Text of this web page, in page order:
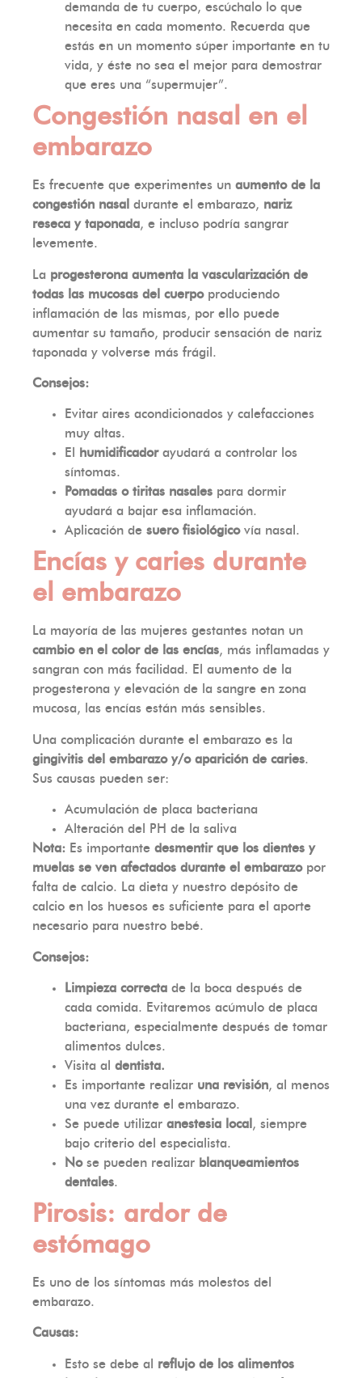
demanda de tu cuerpo, escúchalo lo que
necesita en cada momento. Recuerda que
estás en un momento súper importante en tu
vida, y éste no sea el mejor para demostrar
que eres una “supermujer”.
Congestión nasal en el
embarazo
Es frecuente que experimentes un aumento de la
congestión nasal durante el embarazo, nariz
reseca y taponada, e incluso podría sangrar
levemente.
La progesterona aumenta la vascularización de
todas las mucosas del cuerpoproduciendo
inflamación de las mismas, por ello puede
aumentar su tamaño, producir sensación de nariz
taponada y volverse más frágil.
Consejos:
Evitar aires acondicionados y calefacciones
muy altas.
El
humidificadorayudará a controlar los
síntomas.
Pomadas o tiritas nasales para dormir
ayudará a bajar esa inflamación.
Aplicación de suero fisiológicovía nasal.
Encías y caries durante
el embarazo
La mayoría de las mujeres gestantes notan un
cambio en el color de las encías, más inflamadas y
sangran con más facilidad. El aumento de la
progesterona y elevación de la sangre en zona
mucosa, las encías están más sensibles.
Una complicación durante el embarazo es la
gingivitis del embarazo y/o aparición de caries.
Sus causas pueden ser:
Acumulación de placa bacteriana
Alteración del PH de la saliva
Nota: Es importante desmentir que los dientes y
muelas se ven afectados durante el embarazo por
falta de calcio. La dieta y nuestro depósito de
calcio en los huesos es suficiente para el aporte
necesario para nuestro bebé.
Consejos:
Limpieza correcta de la boca después de
cada comida. Evitaremos acúmulo de placa
bacteriana, especialmente después de tomar
alimentos dulces.
Visita al dentista.
Es importante realizar una revisión, al menos
una vez durante el embarazo.
Se puede utilizar anestesia local , siempre
bajo criterio del especialista.
No se pueden realizar blanqueamientos
dentales.
Pirosis: ardor de
estómago
Es uno de los síntomas más molestos del
embarazo.
Causas:
Esto se debe al reflujo de los alimentos